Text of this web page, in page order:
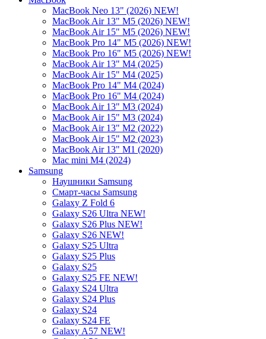
MacBook Neo 13" (2026) NEW!
MacBook Air 13" M5 (2026) NEW!
MacBook Air 15" M5 (2026) NEW!
MacBook Pro 14" M5 (2026) NEW!
MacBook Pro 16" M5 (2026) NEW!
MacBook Air 13" M4 (2025)
MacBook Air 15" M4 (2025)
MacBook Pro 14" M4 (2024)
MacBook Pro 16" M4 (2024)
MacBook Air 13" M3 (2024)
MacBook Air 15" M3 (2024)
MacBook Air 13" M2 (2022)
MacBook Air 15" M2 (2023)
MacBook Air 13" M1 (2020)
Mac mini M4 (2024)
Samsung
Наушники Samsung
Смарт-часы Samsung
Galaxy Z Fold 6
Galaxy S26 Ultra NEW!
Galaxy S26 Plus NEW!
Galaxy S26 NEW!
Galaxy S25 Ultra
Galaxy S25 Plus
Galaxy S25
Galaxy S25 FE NEW!
Galaxy S24 Ultra
Galaxy S24 Plus
Galaxy S24
Galaxy S24 FE
Galaxy A57 NEW!